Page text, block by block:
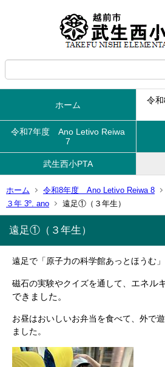
ホーム
令
令和7年度 Ano Letivo Reiwa
7
武生西小PTA
ホーム 令和8年度 Ano Letivo Reiwa 8
３年 3º. ano
遠足①（３年生）
遠足①（３年生）
遠足で「原子力の科学館あっとほうむ」
磁石の実験やクイズを通して、 エネル
できました。
お昼はおいしいお弁当を食べて、外で
ました。